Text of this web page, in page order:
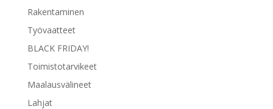
Rakentaminen
Työvaatteet
BLACK FRIDAY!
Toimistotarvikeet
Maalausvälineet
Lahjat